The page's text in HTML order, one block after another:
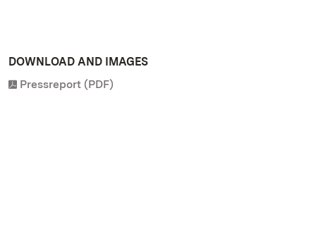
DOWNLOAD AND IMAGES
Pressreport (PDF)